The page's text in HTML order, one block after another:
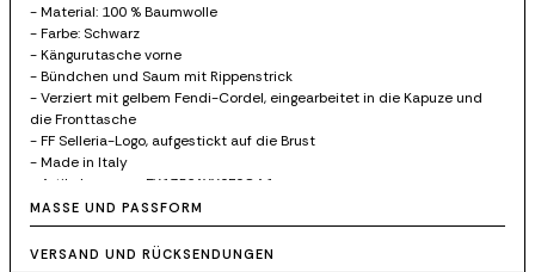
- Material: 100 % Baumwolle
- Farbe: Schwarz
- Kängurutasche vorne
- Bündchen und Saum mit Rippenstrick
- Verziert mit gelbem Fendi-Cordel, eingearbeitet in die Kapuze und
die Fronttasche
- FF Selleria-Logo, aufgestickt auf die Brust
- Made in Italy
- Artikelnummer: FY1356AYY0F0QA1
MASSE UND PASSFORM
VERSAND UND RÜCKSENDUNGEN